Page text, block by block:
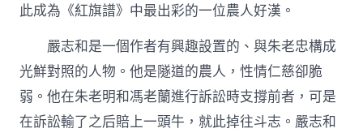
此成為《紅旗譜》中最出彩的一位農人好漢。
嚴志和是一個作者有興趣設置的、與朱老忠構成
光鮮對照的人物。他是隧道的農人，性情仁慈卻脆
弱。他在朱老明和馮老蘭進行訴訟時支撐前者，可是
在訴訟輸了之后賠上一頭牛，就此掉往斗志。嚴志和